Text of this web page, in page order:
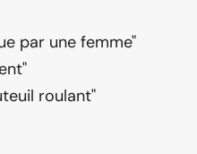
par une femme"
roulant"